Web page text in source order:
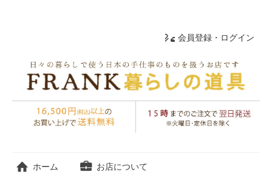
会員登録・ログイン
ホーム お店について